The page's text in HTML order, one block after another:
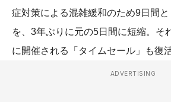
症対策による混雑緩和のため9日間
を、3年ぶりに元の5日間に短縮。そ
に開催される「タイムセール」も復
ADVERTISING